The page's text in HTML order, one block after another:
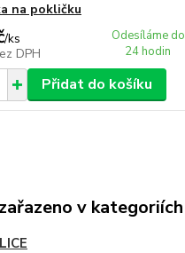
na pokličku
/ks
DPH
Odesíláme do
24 hodin
Přidat do košíku
v kategoriích